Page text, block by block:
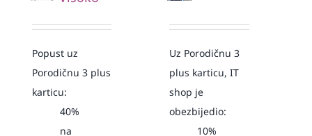
Popust uz
Porodičnu 3 plus
karticu:
40%
na
Uz Porodičnu 3
plus karticu, IT
shop je
obezbijedio:
10%